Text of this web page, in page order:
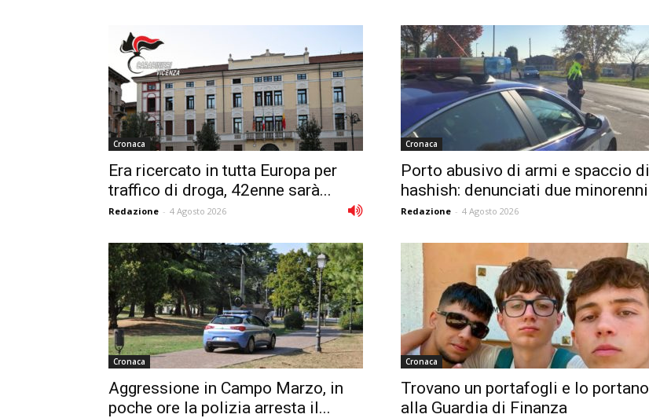
Cronaca
Era ricercato in tutta Europa per
traffico di droga, 42enne sarà...
Redazione - 4 Agosto 2026
Cronaca
Porto abusivo di armi e spaccio di
hashish: denunciati due minorenni
Redazione - 4 Agosto 2026
Cronaca
Aggressione in Campo Marzo, in
poche ore la polizia arresta il...
Cronaca
Trovano un portafogli e lo portano
alla Guardia di Finanza